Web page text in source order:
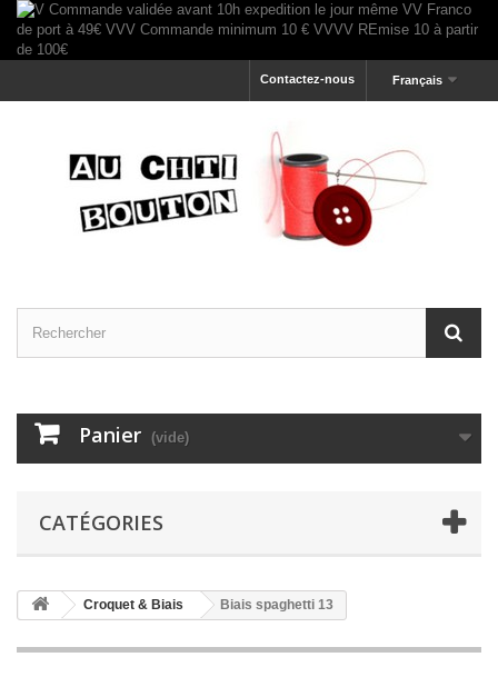
Français
Contactez-nous
Panier (vide)
CATÉGORIES
Croquet & Biais Biais spaghetti 13